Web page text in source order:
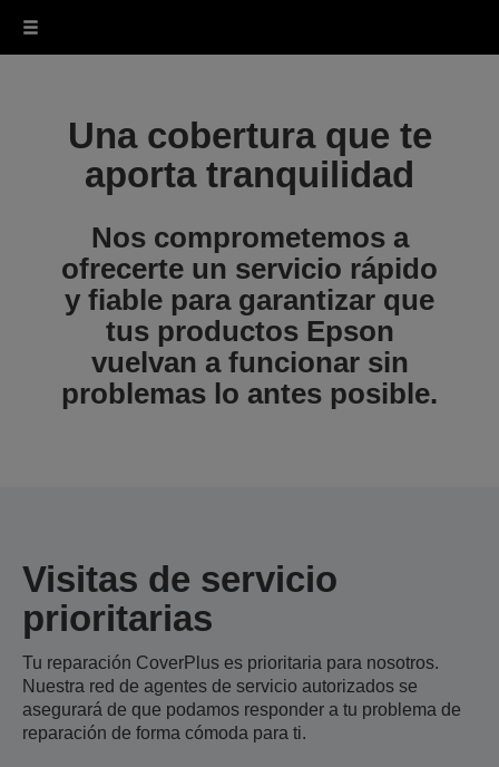
Una cobertura que te
aporta tranquilidad
Nos comprometemos a
ofrecerte un servicio rápido
y fiable para garantizar que
tus productos Epson
vuelvan a funcionar sin
problemas lo antes posible.
Visitas de servicio
prioritarias
Tu reparación CoverPlus es prioritaria para nosotros.
Nuestra red de agentes de servicio autorizados se
asegurará de que podamos responder a tu problema de
reparación de forma cómoda para ti.